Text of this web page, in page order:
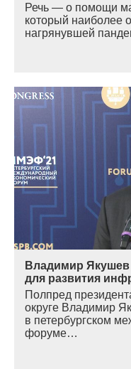
Речь — о помощи
который наиболее
нагрянувшей
Владимир Якушев
для развития
Полпред
округе Владимир
в петербургском
форуме…